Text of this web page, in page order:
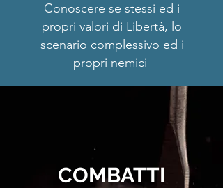
Conoscere se stessi ed i
propri valori di Libertà, lo
scenario complessivo ed i
propri nemici
COMBATTI